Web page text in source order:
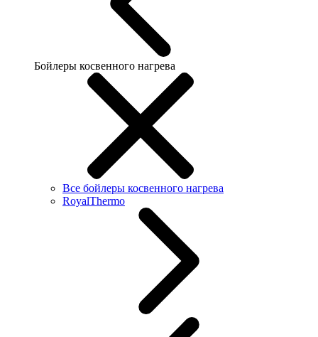
Бойлеры косвенного нагрева
Все бойлеры косвенного нагрева
RoyalThermo